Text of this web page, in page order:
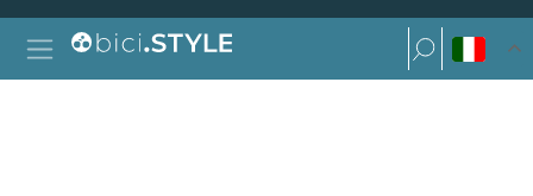
Vai al contenuto
Navigazione principale
Ricerca per:
Ricerca per: